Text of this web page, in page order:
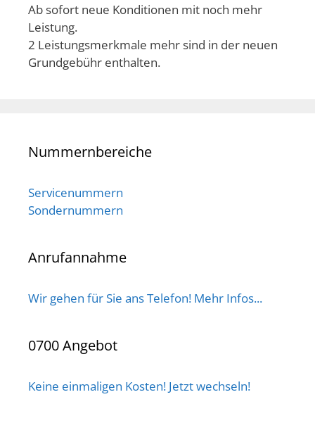
Ab sofort neue Konditionen mit noch mehr
Leistung.
2 Leistungsmerkmale mehr sind in der neuen
Grundgebühr enthalten.
Nummernbereiche
Servicenummern
Sondernummern
Anrufannahme
Wir gehen für Sie ans Telefon! Mehr Infos...
0700 Angebot
Keine einmaligen Kosten! Jetzt wechseln!